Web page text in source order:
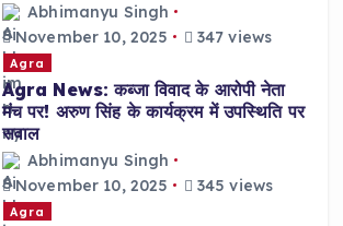
Abhimanyu Singh
November 10, 2025
347 views
Agra
Agra News: कब्जा विवाद के आरोपी नेता
मंच पर! अरुण सिंह के कार्यक्रम में उपस्थिति पर
सवाल
Abhimanyu Singh
November 10, 2025
345 views
Agra